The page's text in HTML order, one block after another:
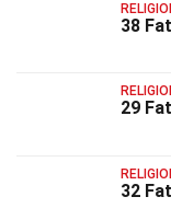
38
29
32